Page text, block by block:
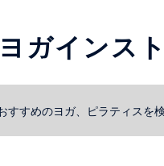
ガインス
すすめのヨガ、ピラティスを